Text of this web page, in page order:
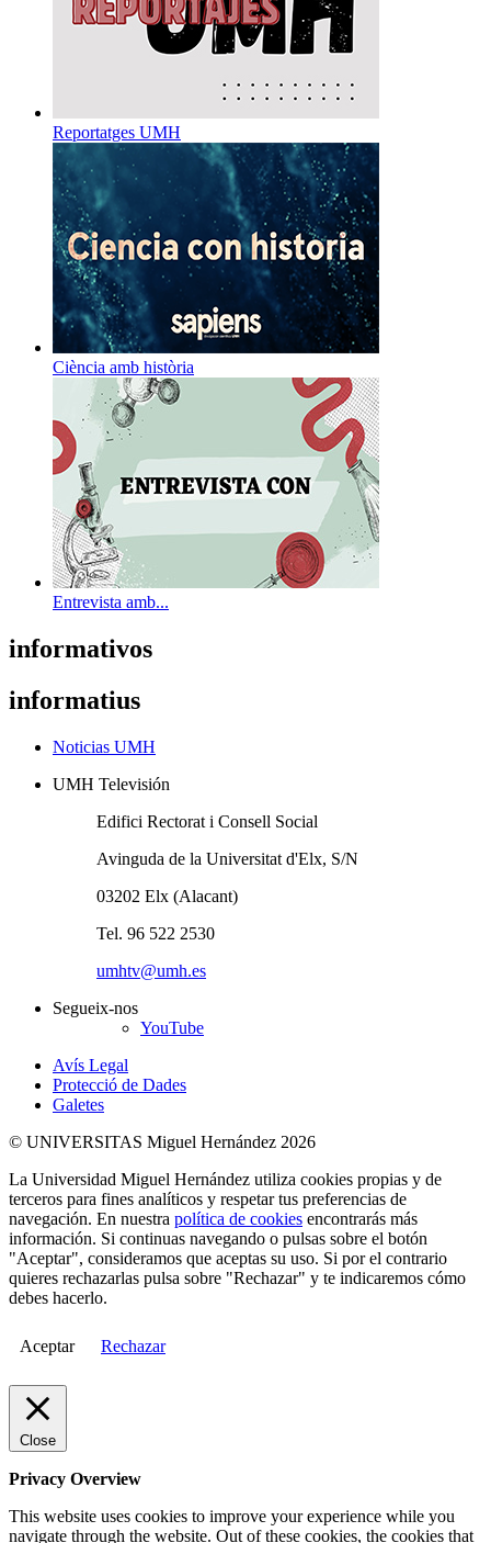
Reportatges UMH
Ciència amb història
Entrevista amb...
informativos
informatius
Noticias UMH
UMH Televisión
Edifici Rectorat i Consell Social
Avinguda de la Universitat d'Elx, S/N
03202 Elx (Alacant)
Tel. 96 522 2530
umhtv@umh.es
Segueix-nos
YouTube
Avís Legal
Protecció de Dades
Galetes
© UNIVERSITAS Miguel Hernández 2026
La Universidad Miguel Hernández utiliza cookies propias y de
terceros para fines analíticos y respetar tus preferencias de
navegación. En nuestra política de cookies encontrarás más
información. Si continuas navegando o pulsas sobre el botón
"Aceptar", consideramos que aceptas su uso. Si por el contrario
quieres rechazarlas pulsa sobre "Rechazar" y te indicaremos cómo
debes hacerlo.
Aceptar Rechazar
Close
Privacy Overview
This website uses cookies to improve your experience while you
navigate through the website. Out of these cookies, the cookies that